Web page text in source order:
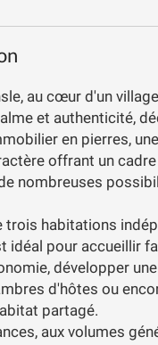
au cœur d'un
et authenticité,
en pierres,
offrant un
nombreuses
trois habitations
idéal pour accueillir
développer
d'hôtes ou
partagé.
aux volumes